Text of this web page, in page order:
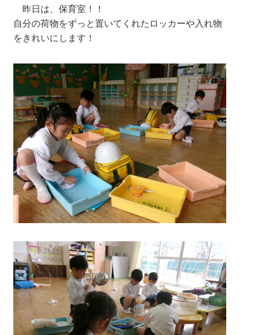
昨日は、保育室！！
自分の荷物をずっと置いてくれたロッカーや入れ物
をきれいにします！